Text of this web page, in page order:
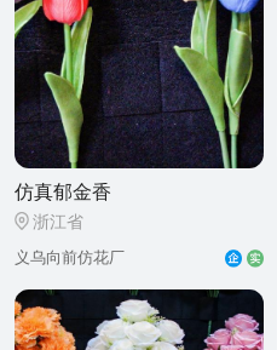
仿真郁金香
浙江省
义乌向前仿花厂